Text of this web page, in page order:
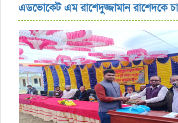
এডভোকেট এম রাশেদুজ্জামান রাশেদকে